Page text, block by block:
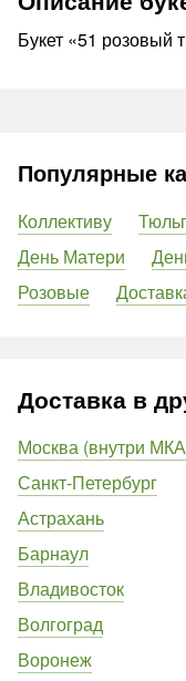
Букет «51 розовый
Популярные
Коллективу
День Матери
Розовые
Доставка в
Москва (внутри
Санкт-Петербург
Астрахань
Барнаул
Владивосток
Волгоград
Воронеж